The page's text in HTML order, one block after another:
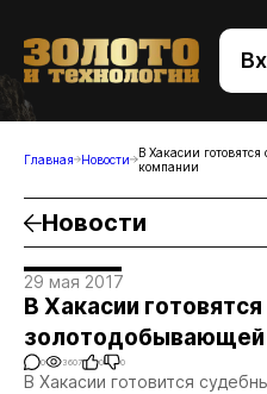
+7 (495)
Главная Новости
В Хакасии
компании
Новости
29 мая 2017
В Хакасии
золотодобывающей
0 3607 0 0
В Хакасии готовится